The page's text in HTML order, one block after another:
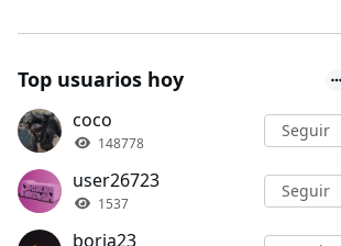
Top usuarios hoy
coco
148778
Seguir
user26723
1537
Seguir
borja23